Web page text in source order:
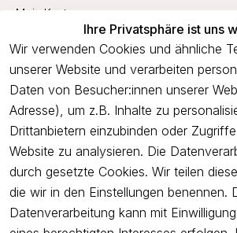
Ihre Privatsphäre ist uns
Wir verwenden Cookies und ähnliche
unserer Website und verarbeiten
Daten von Besucher:innen unserer
Adresse), um z.B. Inhalte zu
Drittanbietern einzubinden oder
Website zu analysieren. Die
durch gesetzte Cookies. Wir teilen
die wir in den Einstellungen benennen.
Datenverarbeitung kann mit
Mein Konto
Service
Unternehmen
Newsletter
Freue dich über 5€ Rabatt bei deiner
profitiere von Angeboten.